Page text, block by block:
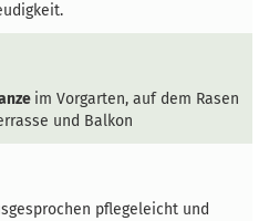
im Vorgarten, auf dem Rasen
und Balkon
pflegeleicht und